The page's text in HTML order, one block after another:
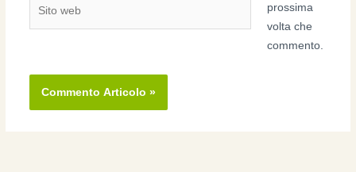
prossima
volta che
commento.